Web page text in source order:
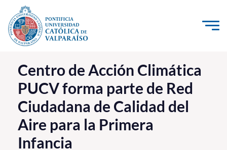
Click acá para ir directamente al contenido
La Universidad
Investigación, Creación e Innovación
PUCV Internacional
Vinculación con el Medio
Centro de Acción Climática
PUCV forma parte de Red
Ciudadana de Calidad del
Aire para la Primera
Infancia